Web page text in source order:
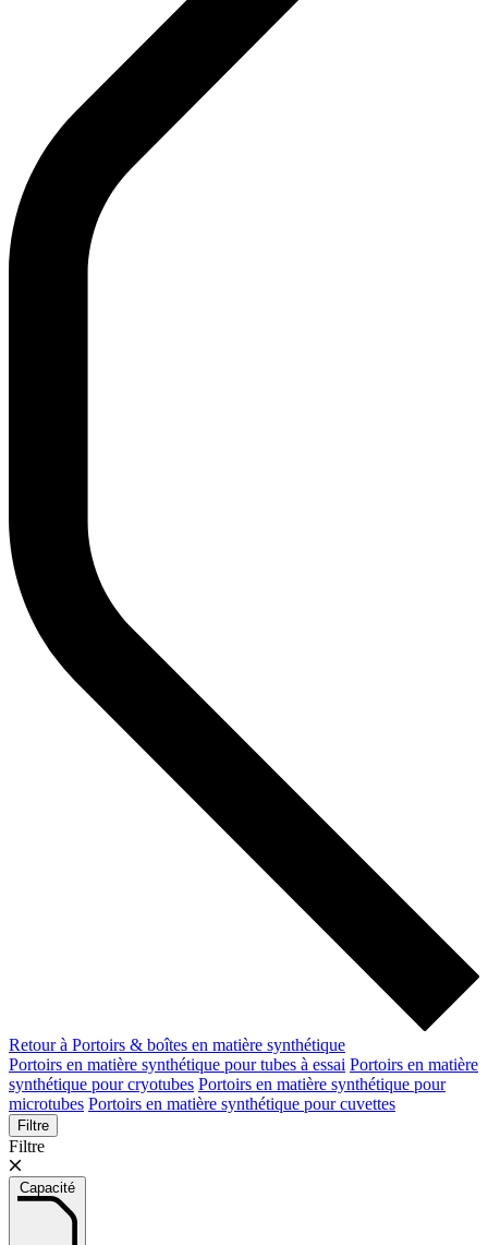
Retour à Portoirs & boîtes en matière synthétique
Portoirs en matière synthétique pour tubes à essai Portoirs en matière
synthétique pour cryotubes Portoirs en matière synthétique pour
microtubes Portoirs en matière synthétique pour cuvettes
Filtre
Filtre
Capacité